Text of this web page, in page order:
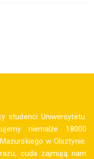
studenci Uniwersytetu.
niemalże 18000
w Olsztynie.
cuda zajmują nam